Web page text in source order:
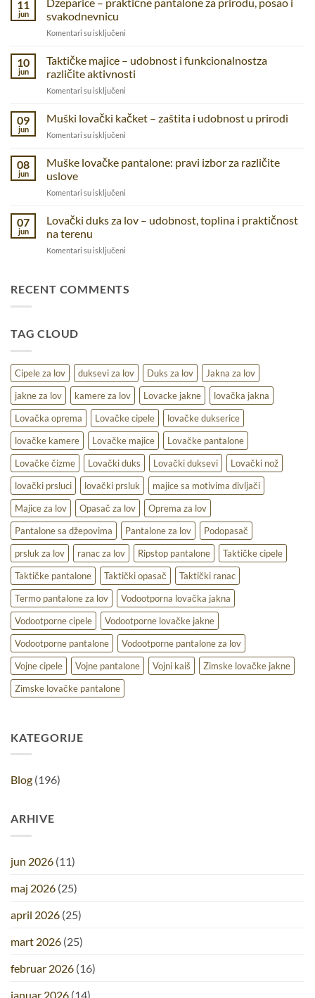
11
jun
Dzeparice – praktične pantalone za prirodu, posao i
svakodnevnicu
Komentari su isključeni
pantalone
posao
10
jun
Taktičke majice – udobnost i funkcionalnostza
različite aktivnosti
Komentari su isključeni
majice
funkcionalnostza
09
jun
Muški lovački kačket – zaštita i udobnost u prirodi
Komentari su isključeni
lovački
udobnost
08
jun
Muške lovačke pantalone: pravi izbor za različite
uslove
Komentari su isključeni
lovačke
uslove
07
jun
Lovački duks za lov – udobnost, toplina i praktičnost
na terenu
Komentari su isključeni
za
terenu
RECENT COMMENTS
TAG CLOUD
Cipele za lov duksevi za lov Duks za lov
Jakna za lov
jakne za lov
kamere za lov Lovacke jakne
lovačka jakna
Lovačka oprema
Lovačke cipele
lovačke dukserice
lovačke kamere
Lovačke majice
Lovačke pantalone
Lovačke čizme
Lovački duks Lovački duksevi
Lovački nož
lovački prsluci
lovački prsluk
majice sa motivima divljači
Majice za lov
Opasač za lov
Oprema za lov
Pantalone sa džepovima
Pantalone za lov
Podopasač
prsluk za lov
ranac za lov Ripstop pantalone
Taktičke cipele
Taktičke pantalone
Taktički opasač
Taktički ranac
Termo pantalone za lov
Vodootporna lovačka jakna
Vodootporne cipele
Vodootporne lovačke jakne
Vodootporne pantalone
Vodootporne pantalone za lov
Vojne cipele
Vojne pantalone Vojni kaiš
Zimske lovačke jakne
Zimske lovačke pantalone
KATEGORIJE
Blog (196)
ARHIVE
jun 2026 (11)
maj 2026 (25)
april 2026 (25)
mart 2026 (25)
februar 2026 (16)
januar 2026 (14)